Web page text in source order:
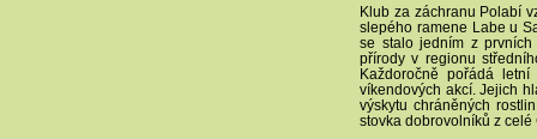
Klub za záchranu Polabí
slepého ramene Labe u
se stalo jedním z
přírody v regionu
Každoročně pořádá
víkendových akcí. Jejich
výskytu chráněných
stovka dobrovolníků z celé